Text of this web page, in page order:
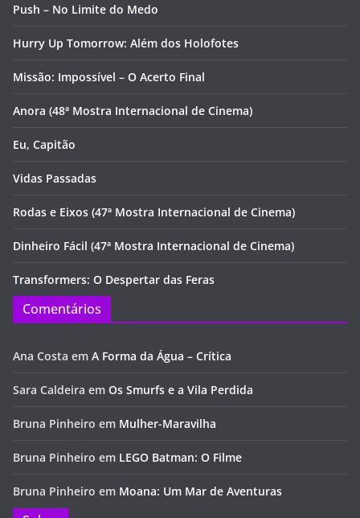
Push – No Limite do Medo
Hurry Up Tomorrow: Além dos Holofotes
Missão: Impossível – O Acerto Final
Anora (48ª Mostra Internacional de Cinema)
Eu, Capitão
Vidas Passadas
Rodas e Eixos (47ª Mostra Internacional de Cinema)
Dinheiro Fácil (47ª Mostra Internacional de Cinema)
Transformers: O Despertar das Feras
Comentários
Ana Costa em A Forma da Água – Crítica
Sara Caldeira em Os Smurfs e a Vila Perdida
Bruna Pinheiro em Mulher-Maravilha
Bruna Pinheiro em LEGO Batman: O Filme
Bruna Pinheiro em Moana: Um Mar de Aventuras